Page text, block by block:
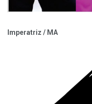
Imperatriz / MA